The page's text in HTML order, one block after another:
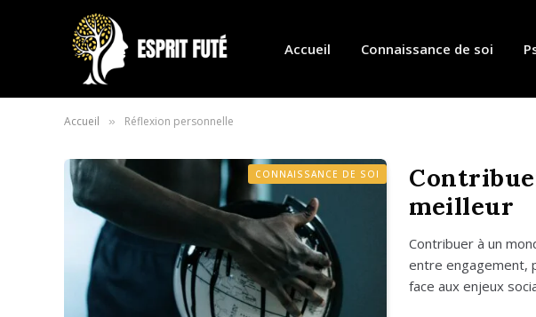
Accueil Connaissance de soi
Accueil » Réflexion personnelle
CONNAISSANCE DE SOI
meilleur
Contri­buer à un
entre enga­ge­ment,
face aux enjeux